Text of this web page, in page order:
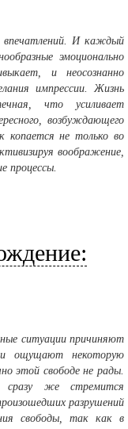
впечатлений. И каждый
эмоционально
и неосознанно
импрессии. Жизнь
что усиливает
возбуждающего
копается не только во
воображение,
процессы.
ситуации причиняют
ощущают некоторую
этой свободе не рады.
сразу же стремится
разрушений
свободы, так как в